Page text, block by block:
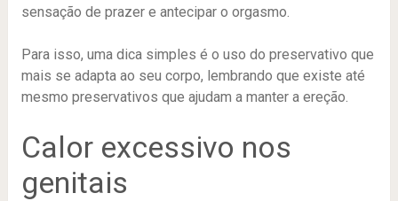
sensação de prazer e antecipar o orgasmo.
Para isso, uma dica simples é o uso do preservativo que
mais se adapta ao seu corpo, lembrando que existe até
mesmo preservativos que ajudam a manter a ereção.
Calor excessivo nos
genitais